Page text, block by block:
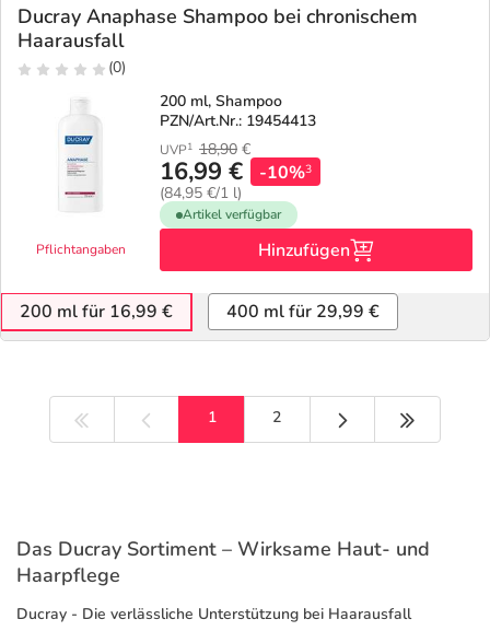
Ducray Anaphase Shampoo bei chronischem
Haarausfall
(0)
Pflichtangaben
200 ml, Shampoo
PZN/Art.Nr.: 19454413
UVP1 18,90 €
16,99 €
(84,95 €/1 l)
-10%3
Artikel verfügbar
Hinzufügen
200 ml für 16,99 € 400 ml für 29,99 €
1 2 Nächste Seite
Das Ducray Sortiment – Wirksame Haut- und
Haarpflege
Ducray - Die verlässliche Unterstützung bei Haarausfall